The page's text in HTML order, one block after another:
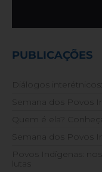
PUBLICAÇÕES
Diálogos
Semana dos Povos
Quem é ela?
Semana dos Povos
Povos Indígenas:
lutas